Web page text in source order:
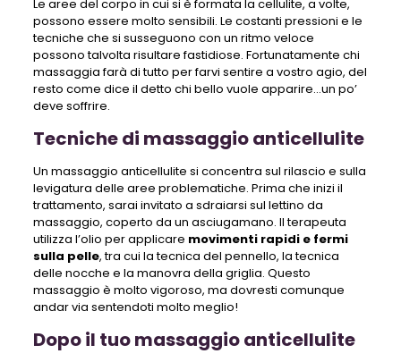
Le aree del corpo in cui si è formata la cellulite, a volte,
possono essere molto sensibili. Le costanti pressioni e le
tecniche che si susseguono con un ritmo veloce
possono talvolta risultare fastidiose. Fortunatamente chi
massaggia farà di tutto per farvi sentire a vostro agio, del
resto come dice il detto chi bello vuole apparire…un po’
deve soffrire.
Tecniche di massaggio anticellulite
Un massaggio anticellulite si concentra sul rilascio e sulla
levigatura delle aree problematiche. Prima che inizi il
trattamento, sarai invitato a sdraiarsi sul lettino da
massaggio, coperto da un asciugamano. Il terapeuta
utilizza l’olio per applicare movimenti rapidi e fermi
sulla pelle, tra cui la tecnica del pennello, la tecnica
delle nocche e la manovra della griglia. Questo
massaggio è molto vigoroso, ma dovresti comunque
andar via sentendoti molto meglio!
Dopo il tuo massaggio anticellulite